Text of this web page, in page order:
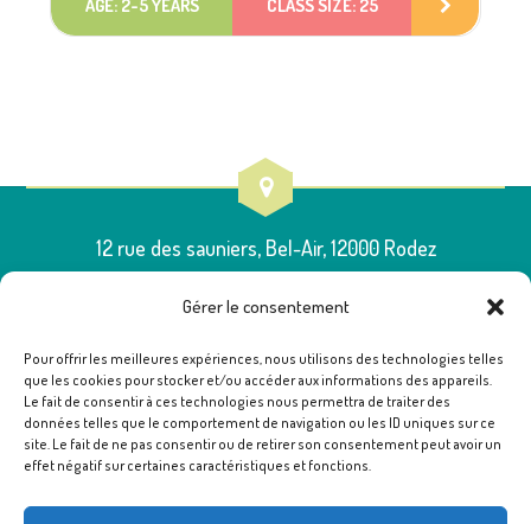
Gérer le consentement
Pour offrir les meilleures expériences, nous utilisons des technologies telles
que les cookies pour stocker et/ou accéder aux informations des appareils.
Le fait de consentir à ces technologies nous permettra de traiter des
données telles que le comportement de navigation ou les ID uniques sur ce
site. Le fait de ne pas consentir ou de retirer son consentement peut avoir un
effet négatif sur certaines caractéristiques et fonctions.
AGE: 2-5 YEARS CLASS SIZE: 25
12 rue des sauniers, Bel-Air, 12000 Rodez
05 65 75 54 00